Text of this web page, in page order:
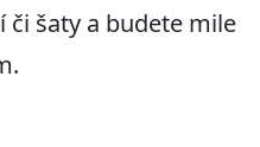
či šaty a budete mile